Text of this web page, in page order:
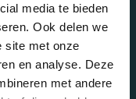
media te bieden
Ook delen we
site met onze
en analyse. Deze
met andere
www.zwemland.nl